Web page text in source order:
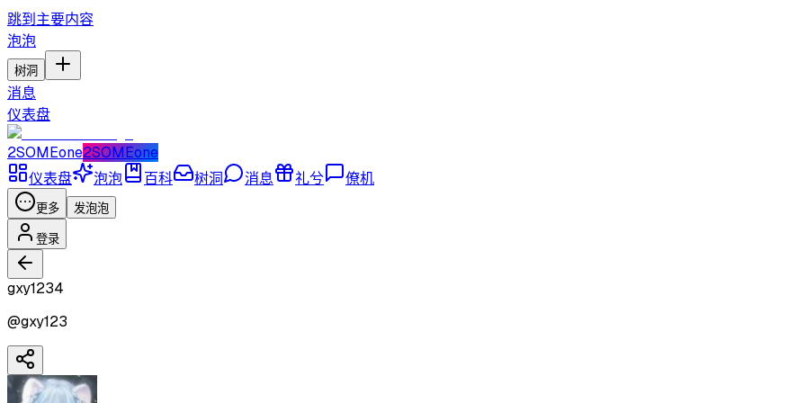
跳到主要内容
泡泡
树洞
消息
仪表盘
2SOMEone2SOMEone
仪表盘
泡泡 百科 树洞 消息 礼兮 僚机
更多 发泡泡
登录
gxy1234
@gxy123